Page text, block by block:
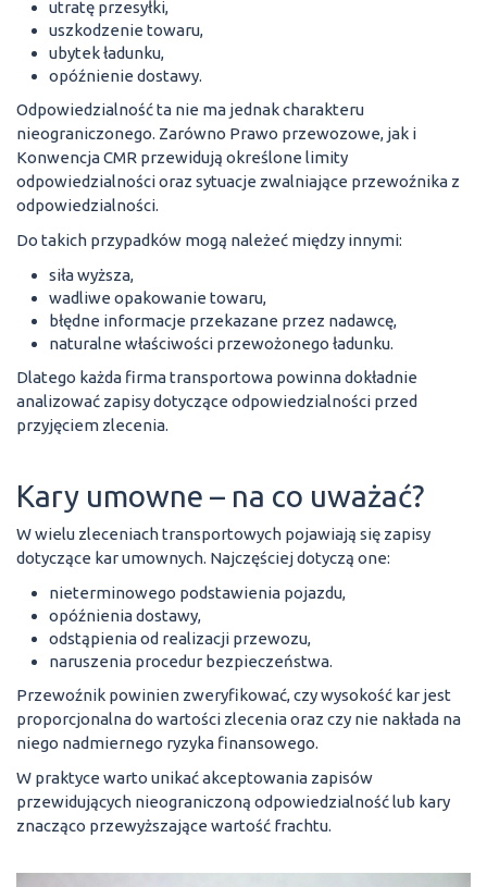
utratę przesyłki,
uszkodzenie towaru,
ubytek ładunku,
opóźnienie dostawy.
Odpowiedzialność ta nie ma jednak charakteru
nieograniczonego. Zarówno Prawo przewozowe, jak i
Konwencja CMR przewidują określone limity
odpowiedzialności oraz sytuacje zwalniające przewoźnika z
odpowiedzialności.
Do takich przypadków mogą należeć między innymi:
siła wyższa,
wadliwe opakowanie towaru,
błędne informacje przekazane przez nadawcę,
naturalne właściwości przewożonego ładunku.
Dlatego każda firma transportowa powinna dokładnie
analizować zapisy dotyczące odpowiedzialności przed
przyjęciem zlecenia.
Kary umowne – na co uważać?
W wielu zleceniach transportowych pojawiają się zapisy
dotyczące kar umownych. Najczęściej dotyczą one:
nieterminowego podstawienia pojazdu,
opóźnienia dostawy,
odstąpienia od realizacji przewozu,
naruszenia procedur bezpieczeństwa.
Przewoźnik powinien zweryfikować, czy wysokość kar jest
proporcjonalna do wartości zlecenia oraz czy nie nakłada na
niego nadmiernego ryzyka finansowego.
W praktyce warto unikać akceptowania zapisów
przewidujących nieograniczoną odpowiedzialność lub kary
znacząco przewyższające wartość frachtu.